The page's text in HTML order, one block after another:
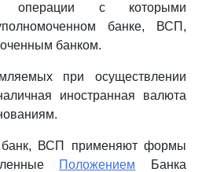
операции с которыми
банке, ВСП,
банком.
при осуществлении
иностранная валюта
банк, ВСП применяют формы
Положением Банка